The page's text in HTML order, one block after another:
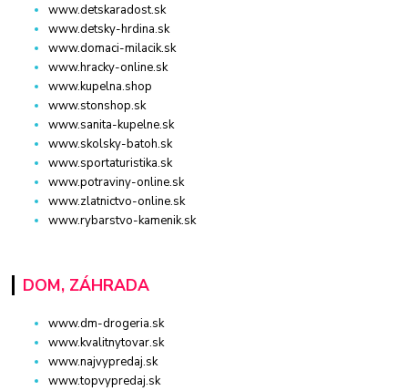
www.detskaradost.sk
www.detsky-hrdina.sk
www.domaci-milacik.sk
www.hracky-online.sk
www.kupelna.shop
www.stonshop.sk
www.sanita-kupelne.sk
www.skolsky-batoh.sk
www.sportaturistika.sk
www.potraviny-online.sk
www.zlatnictvo-online.sk
www.rybarstvo-kamenik.sk
DOM, ZÁHRADA
www.dm-drogeria.sk
www.kvalitnytovar.sk
www.najvypredaj.sk
www.topvypredaj.sk